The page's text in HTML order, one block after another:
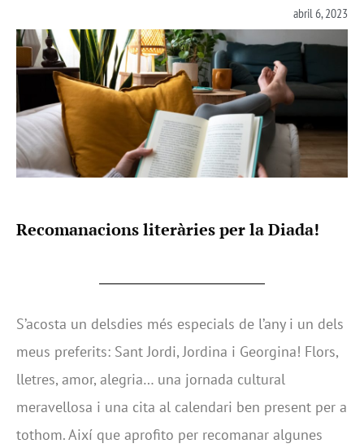
abril 6, 2023
Recomanacions literàries per la Diada!
S’acosta un delsdies més especials de l’any i un dels
meus preferits: Sant Jordi, Jordina i Georgina! Flors,
lletres, amor, alegria… una jornada cultural
meravellosa i una cita al calendari ben present per a
tothom. Així que aprofito per recomanar algunes